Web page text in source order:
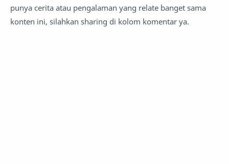
punya cerita atau pengalaman yang relate banget sama
konten ini, silahkan sharing di kolom komentar ya.